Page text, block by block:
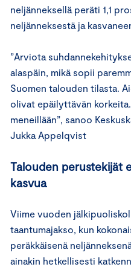
neljänneksellä peräti 1,1
neljänneksestä ja
”Arviota
alaspäin, mikä sopii
Suomen talouden tilasta.
olivat epäilyttävän
meneillään”, sanoo
Jukka Appelqvist
Talouden perustekijät
kasvua
Viime vuoden
taantumajakso, kun
peräkkäisenä
ainakin hetkellisesti